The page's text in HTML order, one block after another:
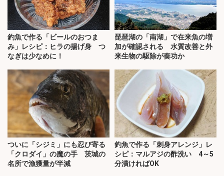
釣魚で作る「ビールのおつま
み」レシピ：ヒラの揚げ身 つ
なぎは少なめに！
琵琶湖の「南湖」で在来魚の増
加が確認される 水質改善と外
来生物の駆除が奏功か
ついに「シジミ」にも忍び寄る
「クロダイ」の魔の手 茨城の
名所で漁獲量が半減
釣魚で作る「刺身アレンジ」レ
シピ：マルアジの酢洗い 4～5
分漬ければOK